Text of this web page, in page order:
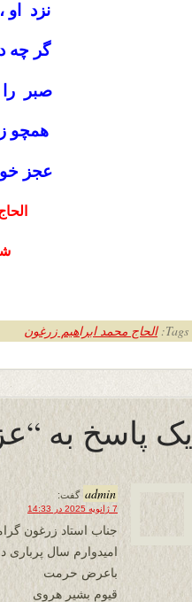
نزد
گر چه
صبر را
همچو
عجز
Tags: الحاج محمد ابراهیم زرغون
یک پاسخ به
admin گفت:
7 ژانویه 2025 در 14:33
جناب استاد زرغون
امیدوارم سال پرباری
باعرض حرمت
قیوم بشیر هروی